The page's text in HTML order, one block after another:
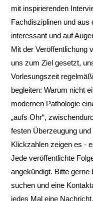
mit inspirierenden
Fachdisziplinen und aus
interessant und auf
Mit der Veröffentlichung
uns zum Ziel gesetzt,
Vorlesungszeit
begleiten: Warum nicht
modernen Pathologie
„aufs Ohr“,
festen Überzeugung
Klickzahlen zeigen es -
Jede veröffentlichte
angekündigt. Bitte
suchen und eine
jedes Mal eine